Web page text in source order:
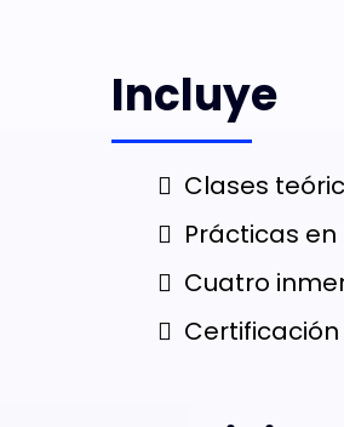
Incluye
Clases
Prácticas
Cuatro
Certificación